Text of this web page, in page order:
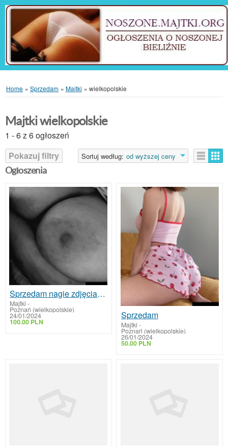
Home » Sprzedam » Majtki » wielkopolskie
Majtki wielkopolskie
1 - 6 z 6 ogłoszeń
Pokazuj filtry
Sortuj według: od wyższej ceny
Ogłoszenia
Sprzedam nagie zdjęcia majtki
Majtki -
Poznań (wielkopolskie)
24/01/2024
100.00 PLN
Sprzedam
Majtki -
Poznań (wielkopolskie)
26/01/2024
50.00 PLN